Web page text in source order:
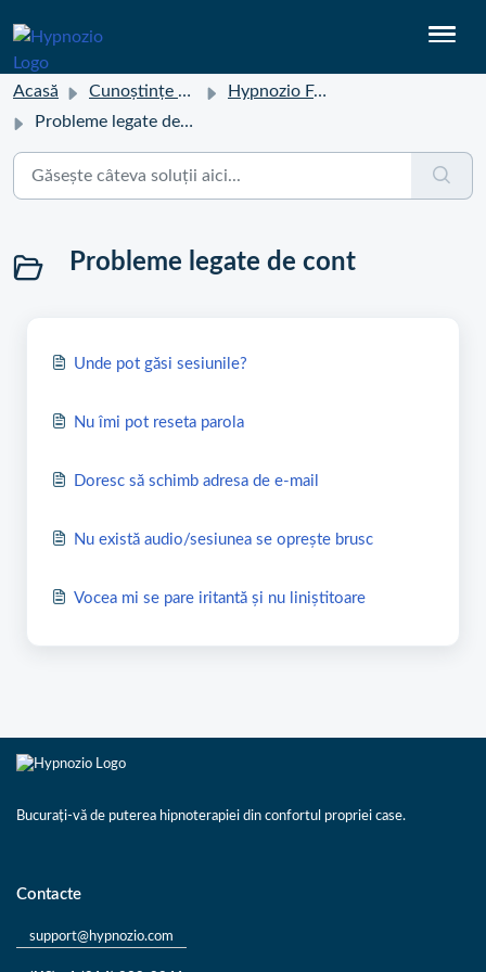
Acasă Cunoștințe de bază
Hypnozio FAQ
Probleme legate de cont
Probleme legate de cont
Unde pot găsi sesiunile?
Nu îmi pot reseta parola
Doresc să schimb adresa de e-mail
Nu există audio/sesiunea se oprește brusc
Vocea mi se pare iritantă și nu liniștitoare
Bucurați-vă de puterea hipnoterapiei din confortul propriei case.
Contacte
support@hypnozio.com